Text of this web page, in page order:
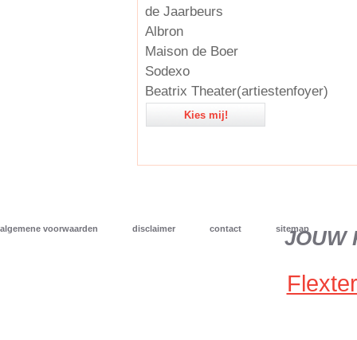
de Jaarbeurs
Albron
Maison de Boer
Sodexo
Beatrix Theater(artiestenfoyer)
Kies mij!
algemene voorwaarden disclaimer contact sitemap
JOUW